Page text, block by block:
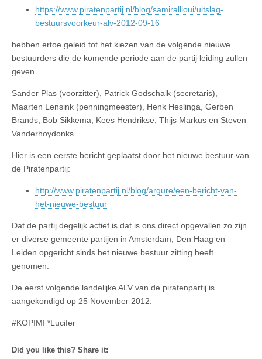
https://www.piratenpartij.nl/blog/samirallioui/uitslag-
bestuursvoorkeur-alv-2012-09-16
hebben ertoe geleid tot het kiezen van de volgende nieuwe
bestuurders die de komende periode aan de partij leiding zullen
geven.
Sander Plas (voorzitter), Patrick Godschalk (secretaris),
Maarten Lensink (penningmeester), Henk Heslinga, Gerben
Brands, Bob Sikkema, Kees Hendrikse, Thijs Markus en Steven
Vanderhoydonks.
Hier is een eerste bericht geplaatst door het nieuwe bestuur van
de Piratenpartij:
http://www.piratenpartij.nl/blog/argure/een-bericht-van-
het-nieuwe-bestuur
Dat de partij degelijk actief is dat is ons direct opgevallen zo zijn
er diverse gemeente partijen in Amsterdam, Den Haag en
Leiden opgericht sinds het nieuwe bestuur zitting heeft
genomen.
De eerst volgende landelijke ALV van de piratenpartij is
aangekondigd op 25 November 2012.
#KOPIMI *Lucifer
Did you like this? Share it: